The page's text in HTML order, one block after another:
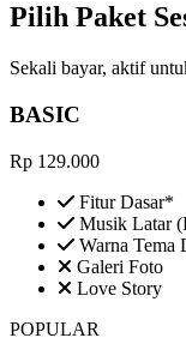
Pilih Paket
Sekali bayar, aktif
BASIC
Rp 129.000
Fitur Dasar*
Musik Latar
Warna Tema
Galeri Foto
Love Story
POPULAR